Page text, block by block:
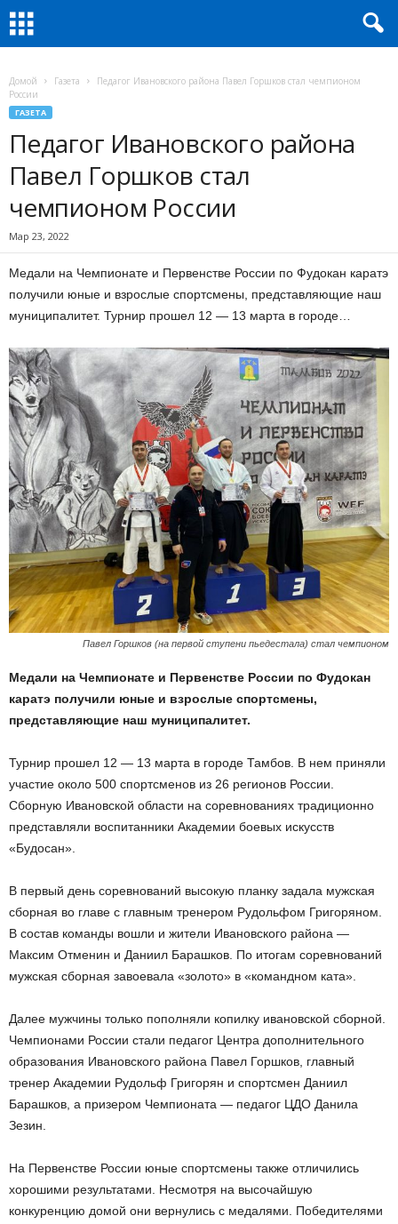
Домой Газета
Педагог Ивановского района Павел Горшков стал чемпионом
России
ГАЗЕТА
Педагог Ивановского района
Павел Горшков стал
чемпионом России
Мар 23, 2022
Медали на Чемпионате и Первенстве России по Фудокан каратэ
получили юные и взрослые спортсмены, представляющие наш
муниципалитет. Турнир прошел 12 — 13 марта в городе…
Павел Горшков (на первой ступени пьедестала) стал чемпионом
Медали на Чемпионате и Первенстве России по Фудокан
каратэ получили юные и взрослые спортсмены,
представляющие наш муниципалитет.
Турнир прошел 12 — 13 марта в городе Тамбов. В нем приняли
участие около 500 спортсменов из 26 регионов России.
Сборную Ивановской области на соревнованиях традиционно
представляли воспитанники Академии боевых искусств
«Будосан».
В первый день соревнований высокую планку задала мужская
сборная во главе с главным тренером Рудольфом Григоряном.
В состав команды вошли и жители Ивановского района —
Максим Отменин и Даниил Барашков. По итогам соревнований
мужская сборная завоевала «золото» в «командном ката».
Далее мужчины только пополняли копилку ивановской сборной.
Чемпионами России стали педагог Центра дополнительного
образования Ивановского района Павел Горшков, главный
тренер Академии Рудольф Григорян и спортсмен Даниил
Барашков, а призером Чемпионата — педагог ЦДО Данила
Зезин.
На Первенстве России юные спортсмены также отличились
хорошими результатами. Несмотря на высочайшую
конкуренцию домой они вернулись с медалями. Победителями